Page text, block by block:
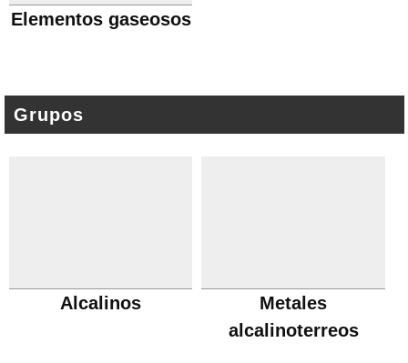
Elementos gaseosos
Grupos
Alcalinos
Metales
alcalinoterreos